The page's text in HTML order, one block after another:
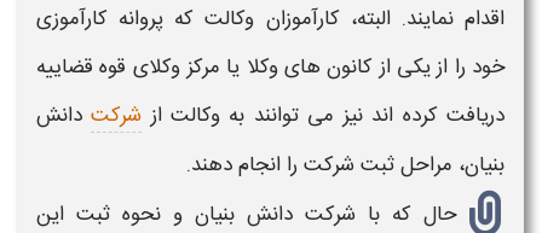
اقدام نمایند. البته، کارآموزان وکالت که پروانه کارآموزی
خود را از یکی از کانون های وکلا یا مرکز وکلای قوه قضاییه
دریافت کرده اند نیز می توانند به وکالت از شرکتدانش
بنیان، مراحلثبت شرکت را انجام دهند.
حال که با شرکت دانش بنیان و نحوه ثبت این